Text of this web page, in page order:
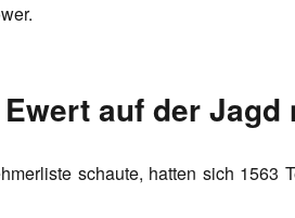
auf der Jagd
schaute, hatten sich 1563